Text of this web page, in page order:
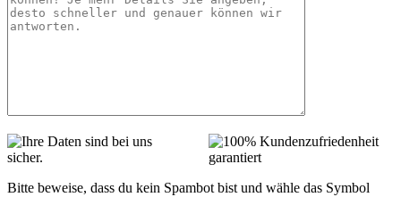
Bitte beweise, dass du kein Spambot bist und wähle das Symbol